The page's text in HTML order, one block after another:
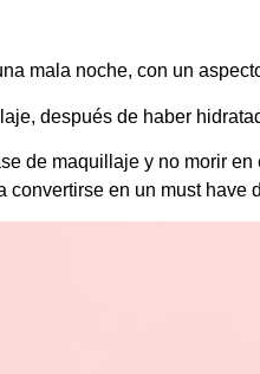
mala noche, con un
después de haber
de maquillaje y no morir
en un must have